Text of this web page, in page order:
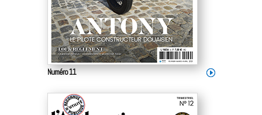
Numéro 11